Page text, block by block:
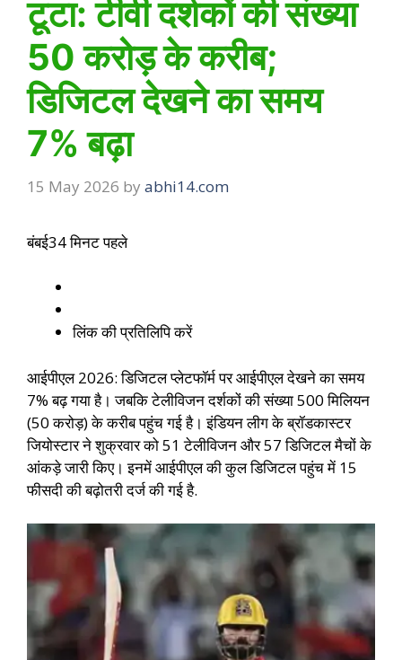
टूटा: टीवी दर्शकों की संख्या
50 करोड़ के करीब;
डिजिटल देखने का समय
7% बढ़ा
15 May 2026 by abhi14.com
बंबई34 मिनट पहले
लिंक की प्रतिलिपि करें
आईपीएल 2026: डिजिटल प्लेटफॉर्म पर आईपीएल देखने का समय
7% बढ़ गया है। जबकि टेलीविजन दर्शकों की संख्या 500 मिलियन
(50 करोड़) के करीब पहुंच गई है। इंडियन लीग के ब्रॉडकास्टर
जियोस्टार ने शुक्रवार को 51 टेलीविजन और 57 डिजिटल मैचों के
आंकड़े जारी किए। इनमें आईपीएल की कुल डिजिटल पहुंच में 15
फीसदी की बढ़ोतरी दर्ज की गई है.